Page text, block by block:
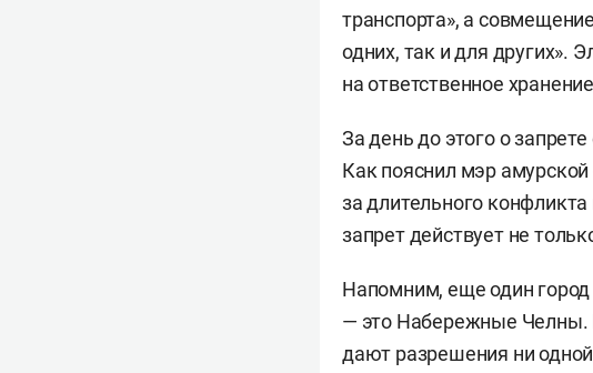
транспорта», а
одних, так и для других».
на ответственное
За день до этого о
Как пояснил мэр
за длительного
запрет действует не
Напомним, еще один город
— это Набережные Челны.
дают разрешения ни